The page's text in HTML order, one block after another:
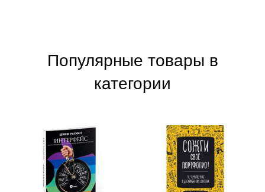
Популярные товары в
категории